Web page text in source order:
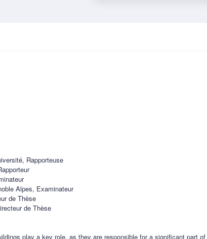
Rapporteuse
Alpes, Examinateur
de Thèse
de Thèse
play a key role, as they are responsible for a significant part